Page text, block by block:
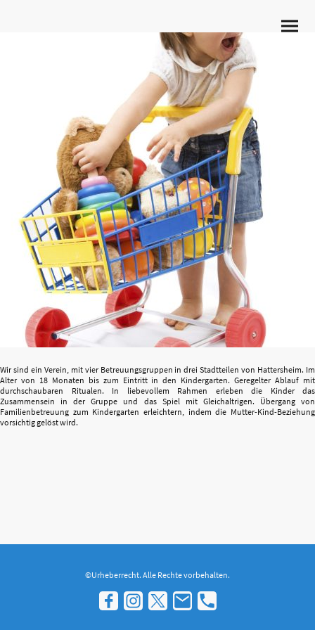
Wir sind ein Verein, mit vier Betreuungsgruppen in drei Stadtteilen von Hattersheim. Im
Alter von 18 Monaten bis zum Eintritt in den Kindergarten. Geregelter Ablauf mit
durchschaubaren Ritualen. In liebevollem Rahmen erleben die Kinder das
Zusammensein in der Gruppe und das Spiel mit Gleichaltrigen. Übergang von
Familienbetreuung zum Kindergarten erleichtern, indem die Mutter-Kind-Beziehung
vorsichtig gelöst wird.
©Urheberrecht. Alle Rechte vorbehalten.